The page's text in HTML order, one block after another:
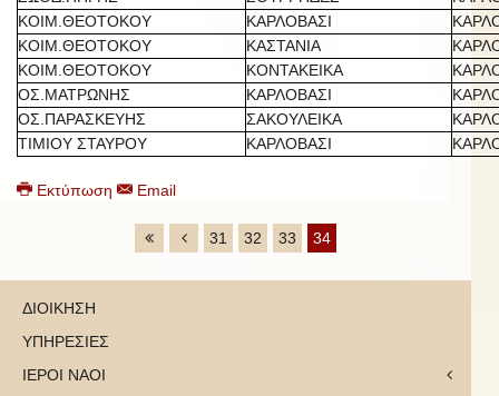
ΚΟΙΜ.ΘΕΟΤΟΚΟΥ
ΚΑΡΛΟΒΑΣΙ
ΚΟΙΜ.ΘΕΟΤΟΚΟΥ
ΚΑΣΤΑΝΙΑ
ΚΟΙΜ.ΘΕΟΤΟΚΟΥ
ΚΟΝΤΑΚΕΙΚΑ
ΟΣ.ΜΑΤΡΩΝΗΣ
ΚΑΡΛΟΒΑΣΙ
ΟΣ.ΠΑΡΑΣΚΕΥΗΣ
ΣΑΚΟΥΛΕΙΚΑ
ΤΙΜΙΟΥ ΣΤΑΥΡΟΥ
ΚΑΡΛΟΒΑΣΙ
Εκτύπωση Email
31 32 33 34
ΔΙΟΙΚΗΣΗ
ΥΠΗΡΕΣΙΕΣ
ΙΕΡΟΙ ΝΑΟΙ